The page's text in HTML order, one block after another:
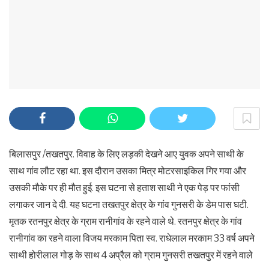
बिलासपुर /तखतपुर. विवाह के लिए लड़की देखने आए युवक अपने साथी के
साथ गांव लौट रहा था. इस दौरान उसका मित्र मोटरसाइकिल गिर गया और
उसकी मौके पर ही मौत हुई. इस घटना से हताश साथी ने एक पेड़ पर फांसी
लगाकर जान दे दी. यह घटना तखतपुर क्षेत्र के गांव गुनसरी के डेम पास घटी.
मृतक रतनपुर क्षेत्र के ग्राम रानीगांव के रहने वाले थे. रतनपुर क्षेत्र के गांव
रानीगांव का रहने वाला विजय मरकाम पिता स्व. राधेलाल मरकाम 33 वर्ष अपने
साथी होरीलाल गोड़ के साथ 4 अप्रैल को ग्राम गुनसरी तखतपुर में रहने वाले